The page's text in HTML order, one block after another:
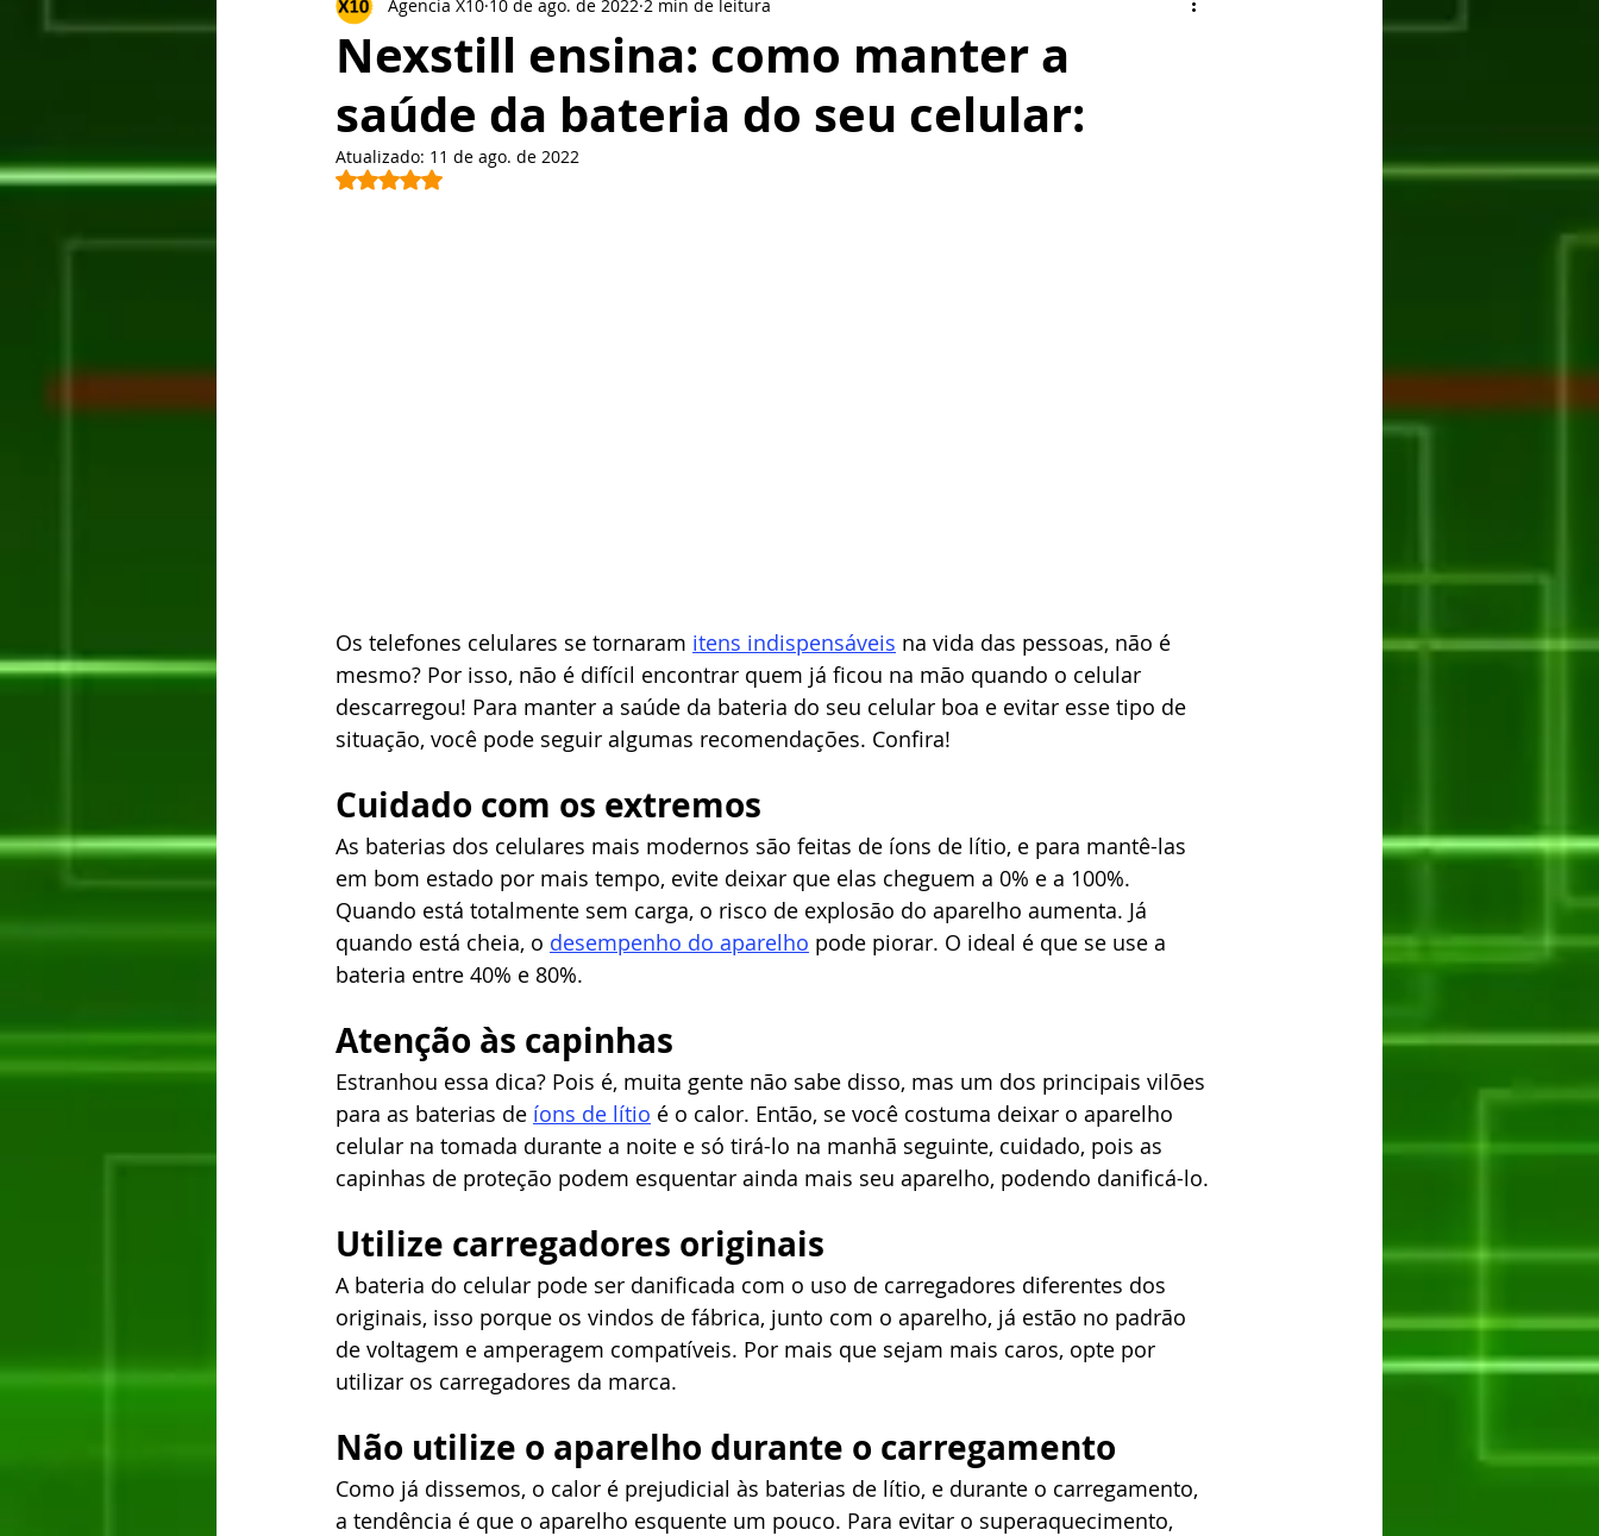
Lançamentos Tablet Google LinkedIn LG Facebook
BlackBarry Xiaomi Sony Smartphone Motorola Pionner Gear VR Pioneer
Nexstill ensina: como manter a
saúde da bateria do seu celular:
Agencia X10 10 de ago. de 2022 2 min de leitura
Atualizado: 11 de ago. de 2022
Avaliado com NaN de 5 estrelas.
Os telefones celulares se tornaram itens indispensáveis na vida das pessoas, não é
mesmo? Por isso, não é difícil encontrar quem já ficou na mão quando o celular
descarregou! Para manter a saúde da bateria do seu celular boa e evitar esse tipo de
situação, você pode seguir algumas recomendações. Confira!
Cuidado com os extremos
As baterias dos celulares mais modernos são feitas de íons de lítio, e para mantê-las
em bom estado por mais tempo, evite deixar que elas cheguem a 0% e a 100%.
Quando está totalmente sem carga, o risco de explosão do aparelho aumenta. Já
quando está cheia, o desempenho do aparelho pode piorar. O ideal é que se use a
bateria entre 40% e 80%.
Atenção às capinhas
Estranhou essa dica? Pois é, muita gente não sabe disso, mas um dos principais vilões
para as baterias de íons de lítio é o calor. Então, se você costuma deixar o aparelho
celular na tomada durante a noite e só tirá-lo na manhã seguinte, cuidado, pois as
capinhas de proteção podem esquentar ainda mais seu aparelho, podendo danificá-lo.
Utilize carregadores originais
A bateria do celular pode ser danificada com o uso de carregadores diferentes dos
originais, isso porque os vindos de fábrica, junto com o aparelho, já estão no padrão
de voltagem e amperagem compatíveis. Por mais que sejam mais caros, opte por
utilizar os carregadores da marca.
Não utilize o aparelho durante o carregamento
Como já dissemos, o calor é prejudicial às baterias de lítio, e durante o carregamento,
a tendência é que o aparelho esquente um pouco. Para evitar o superaquecimento,